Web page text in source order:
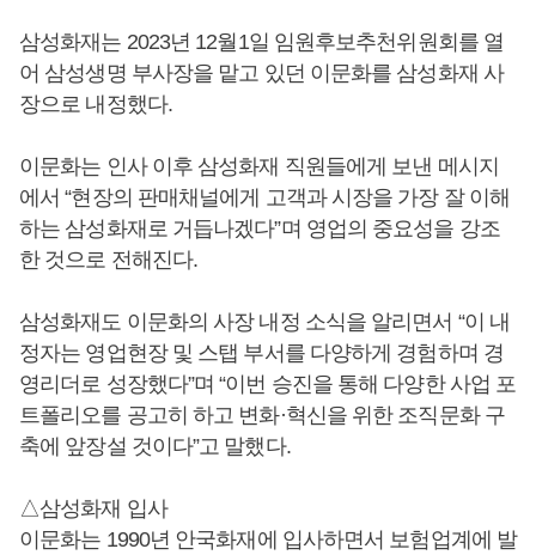
삼성화재는 2023년 12월1일 임원후보추천위원회를 열
어 삼성생명 부사장을 맡고 있던 이문화를 삼성화재 사
장으로 내정했다.
이문화는 인사 이후 삼성화재 직원들에게 보낸 메시지
에서 “현장의 판매채널에게 고객과 시장을 가장 잘 이해
하는 삼성화재로 거듭나겠다”며 영업의 중요성을 강조
한 것으로 전해진다.
삼성화재도 이문화의 사장 내정 소식을 알리면서 “이 내
정자는 영업현장 및 스탭 부서를 다양하게 경험하며 경
영리더로 성장했다”며 “이번 승진을 통해 다양한 사업 포
트폴리오를 공고히 하고 변화·혁신을 위한 조직문화 구
축에 앞장설 것이다”고 말했다.
△삼성화재 입사
이문화는 1990년 안국화재에 입사하면서 보험업계에 발